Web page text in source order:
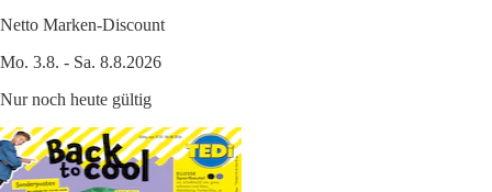
Netto Marken-Discount
Mo. 3.8. - Sa. 8.8.2026
Nur noch heute gültig